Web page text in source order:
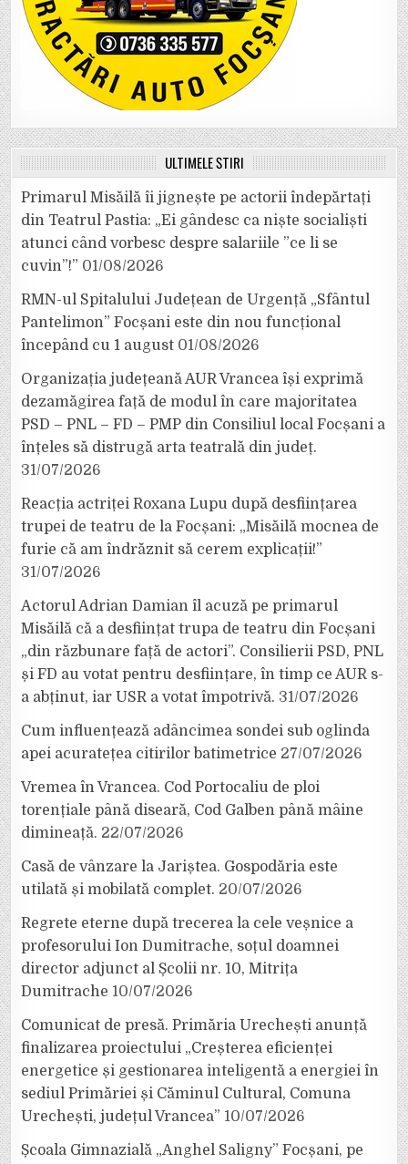
ULTIMELE ȘTIRI
Primarul Misăilă îi jignește pe actorii îndepărtați
din Teatrul Pastia: „Ei gândesc ca niște socialiști
atunci când vorbesc despre salariile ”ce li se
cuvin”!” 01/08/2026
RMN-ul Spitalului Județean de Urgență „Sfântul
Pantelimon” Focșani este din nou funcțional
începând cu 1 august 01/08/2026
Organizația județeană AUR Vrancea își exprimă
dezamăgirea față de modul în care majoritatea
PSD – PNL – FD – PMP din Consiliul local Focșani a
înțeles să distrugă arta teatrală din județ.
31/07/2026
Reacția actriței Roxana Lupu după desființarea
trupei de teatru de la Focșani: „Misăilă mocnea de
furie că am îndrăznit să cerem explicații!”
31/07/2026
Actorul Adrian Damian îl acuză pe primarul
Misăilă că a desființat trupa de teatru din Focșani
„din răzbunare față de actori”. Consilierii PSD, PNL
și FD au votat pentru desființare, în timp ce AUR s-
a abținut, iar USR a votat împotrivă. 31/07/2026
Cum influențează adâncimea sondei sub oglinda
apei acuratețea citirilor batimetrice 27/07/2026
Vremea în Vrancea. Cod Portocaliu de ploi
torențiale până diseară, Cod Galben până mâine
dimineață. 22/07/2026
Casă de vânzare la Jariștea. Gospodăria este
utilată și mobilată complet. 20/07/2026
Regrete eterne după trecerea la cele veșnice a
profesorului Ion Dumitrache, soțul doamnei
director adjunct al Școlii nr. 10, Mitrița
Dumitrache 10/07/2026
Comunicat de presă. Primăria Urechești anunță
finalizarea proiectului „Creșterea eficienței
energetice și gestionarea inteligentă a energiei în
sediul Primăriei și Căminul Cultural, Comuna
Urechești, județul Vrancea” 10/07/2026
Școala Gimnazială „Anghel Saligny” Focșani, pe